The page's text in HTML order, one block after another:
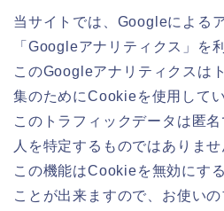
当サイトでは、Googleによる
「Googleアナリティクス」を
このGoogleアナリティクスは
集のためにCookieを使用してい
このトラフィックデータは匿
人を特定するものではありませ
この機能はCookieを無効にす
ことが出来ますので、お使い